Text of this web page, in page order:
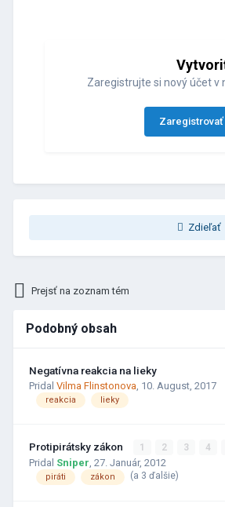
Zaregistrujte si nový účet v
Zdieľať
Prejsť na zoznam tém
Podobný obsah
Negatívna reakcia na lieky
Pridal Vilma Flinstonova, 10. August, 2017
reakcia lieky
Protipirátsky zákon 1 2 3 4
Pridal Sniper, 27. Január, 2012
piráti zákon (a 3 ďalšie)